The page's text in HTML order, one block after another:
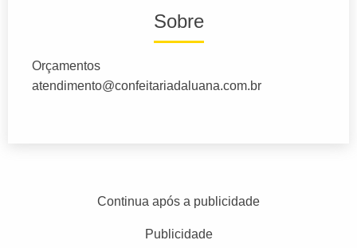
Sobre
Orçamentos
atendimento@confeitariadaluana.com.br
Continua após a publicidade
Publicidade